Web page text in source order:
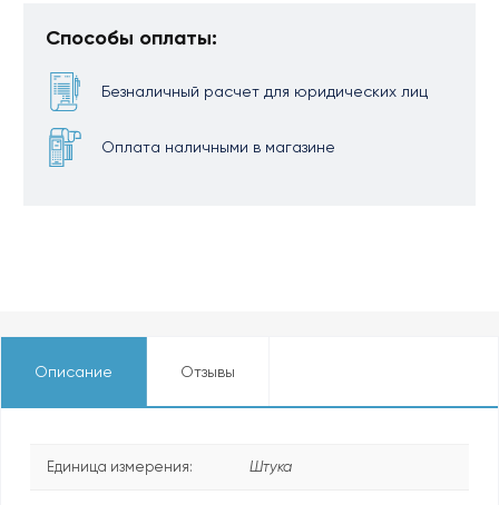
Способы оплаты:
Безналичный расчет для юридических лиц
Оплата наличными в магазине
Описание Отзывы
Единица измерения: Штука